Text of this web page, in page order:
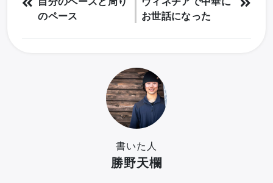
のペース
お世話になった
書いた人
勝野天欄